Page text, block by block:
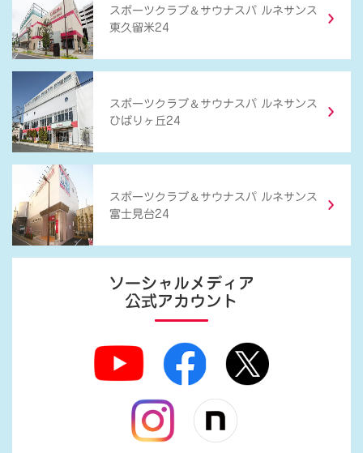
スポーツクラブ ＆ サウナスパ ルネサンス
東久留米24
スポーツクラブ ＆ サウナスパ ルネサンス
ひばりヶ丘24
スポーツクラブ ＆ サウナスパ ルネサンス
富士見台24
ソーシャルメディア
公式アカウント